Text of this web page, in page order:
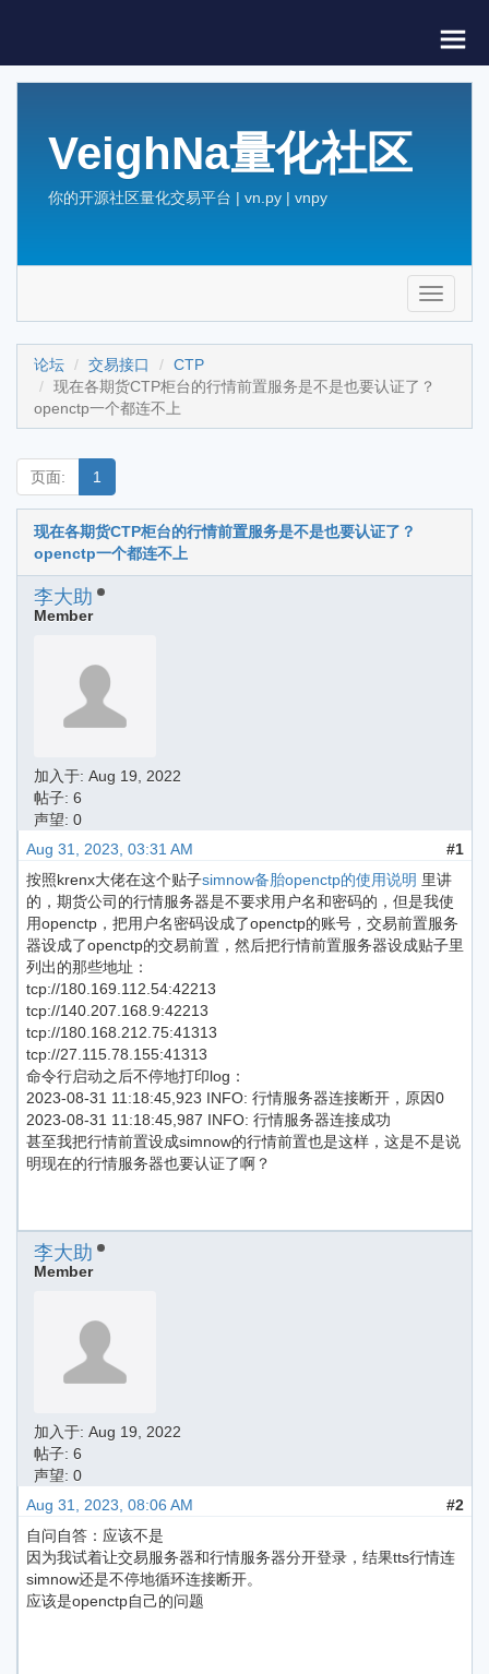
VeighNa量化社区
你的开源社区量化交易平台 | vn.py | vnpy
Toggle
论坛 交易接口
CTP
现在各期货CTP柜台的行情前置服务是不是也要认证了？
openctp一个都连不上
页面: 1
现在各期货CTP柜台的行情前置服务是不是也要认证了？
openctp一个都连不上
李大助
Member
加入于: Aug 19, 2022
帖子: 6
声望: 0
Aug 31, 2023, 03:31 AM
#1
按照krenx大佬在这个贴子simnow备胎openctp的使用说明 里讲
的，期货公司的行情服务器是不要求用户名和密码的，但是我使
用openctp，把用户名密码设成了openctp的账号，交易前置服务
器设成了openctp的交易前置，然后把行情前置服务器设成贴子里
列出的那些地址：
tcp://180.169.112.54:42213
tcp://140.207.168.9:42213
tcp://180.168.212.75:41313
tcp://27.115.78.155:41313
命令行启动之后不停地打印log：
2023-08-31 11:18:45,923 INFO: 行情服务器连接断开，原因0
2023-08-31 11:18:45,987 INFO: 行情服务器连接成功
甚至我把行情前置设成simnow的行情前置也是这样，这是不是说
明现在的行情服务器也要认证了啊？
李大助
Member
加入于: Aug 19, 2022
帖子: 6
声望: 0
Aug 31, 2023, 08:06 AM
#2
自问自答：应该不是
因为我试着让交易服务器和行情服务器分开登录，结果tts行情连
simnow还是不停地循环连接断开。
应该是openctp自己的问题